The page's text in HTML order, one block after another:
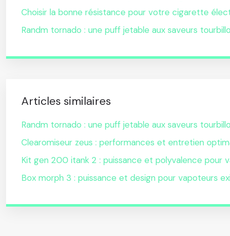
Choisir la bonne résistance pour votre cigarette
Randm tornado : une puff jetable aux saveurs
Articles similaires
Randm tornado : une puff jetable aux saveurs
Clearomiseur zeus : performances et entretien
Kit gen 200 itank 2 : puissance et polyvalence pour
Box morph 3 : puissance et design pour vapoteurs